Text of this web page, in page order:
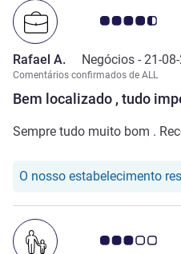
Bem localizado , tudo
Nota clientes Avis
Rafael A. Negócios - 21-
Comentários confirmados de ALL
Sempre tudo muito bom .
O nosso estabelecimento
Nota clientes Avis